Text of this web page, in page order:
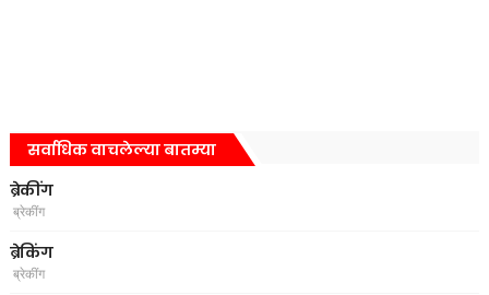
सर्वाधिक वाचलेल्या बातम्या
ब्रेकींग
ब्रेकींग
ब्रेकिंग
ब्रेकींग